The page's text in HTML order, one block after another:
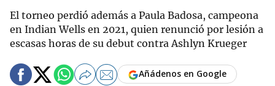
El torneo perdió además a Paula Badosa, campeona
en Indian Wells en 2021, quien renunció por lesión a
escasas horas de su debut contra Ashlyn Krueger
Añádenos en Google